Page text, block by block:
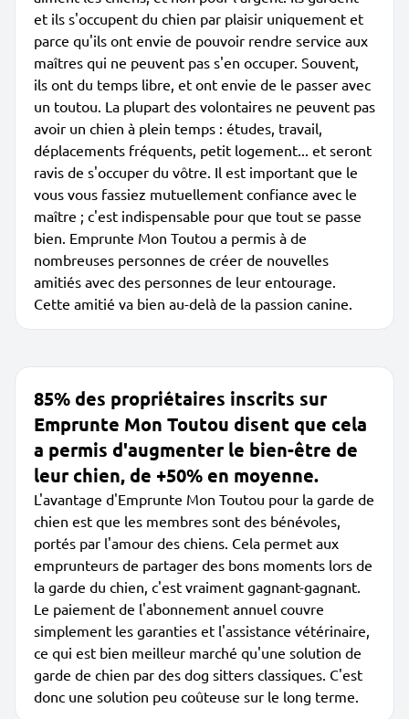
et ils s'occupent du chien par plaisir uniquement et
parce qu'ils ont envie de pouvoir rendre service aux
maîtres qui ne peuvent pas s'en occuper. Souvent,
ils ont du temps libre, et ont envie de le passer avec
un toutou. La plupart des volontaires ne peuvent pas
avoir un chien à plein temps : études, travail,
déplacements fréquents, petit logement... et seront
ravis de s'occuper du vôtre. Il est important que le
vous vous fassiez mutuellement confiance avec le
maître ; c'est indispensable pour que tout se passe
bien. Emprunte Mon Toutou a permis à de
nombreuses personnes de créer de nouvelles
amitiés avec des personnes de leur entourage.
Cette amitié va bien au-delà de la passion canine.
85% des propriétaires inscrits sur
Emprunte Mon Toutou disent que cela
a permis d'augmenter le bien-être de
leur chien, de +50% en moyenne.
L'avantage d'Emprunte Mon Toutou pour la garde de
chien est que les membres sont des bénévoles,
portés par l'amour des chiens. Cela permet aux
emprunteurs de partager des bons moments lors de
la garde du chien, c'est vraiment gagnant-gagnant.
Le paiement de l'abonnement annuel couvre
simplement les garanties et l'assistance vétérinaire,
ce qui est bien meilleur marché qu'une solution de
garde de chien par des dog sitters classiques. C'est
donc une solution peu coûteuse sur le long terme.